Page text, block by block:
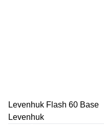
Levenhuk Flash 60 Base
Levenhuk